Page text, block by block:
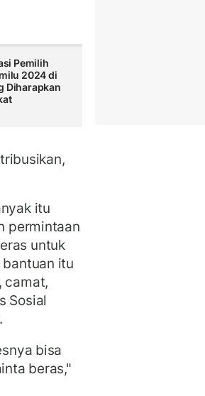
Pemilih
2024 di
Diharapkan
itu
permintaan
untuk
itu
camat,
Sosial
bisa
beras,"